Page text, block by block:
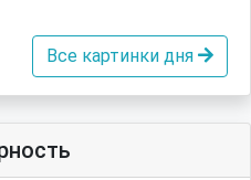
Все картинки дня